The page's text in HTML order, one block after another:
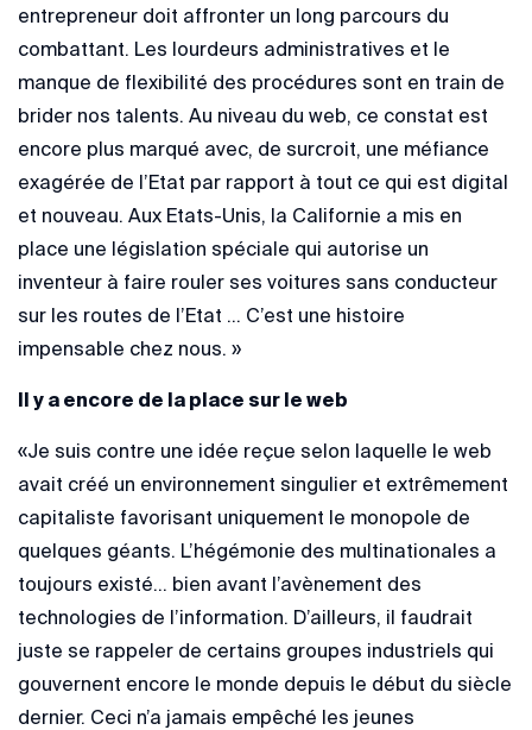
entrepreneur doit affronter un long parcours du
combattant. Les lourdeurs administratives et le
manque de flexibilité des procédures sont en train de
brider nos talents. Au niveau du web, ce constat est
encore plus marqué avec, de surcroit, une méfiance
exagérée de l’Etat par rapport à tout ce qui est digital
et nouveau. Aux Etats-Unis, la Californie a mis en
place une législation spéciale qui autorise un
inventeur à faire rouler ses voitures sans conducteur
sur les routes de l’Etat … C’est une histoire
impensable chez nous. »
Il y a encore de la place sur le web
«Je suis contre une idée reçue selon laquelle le web
avait créé un environnement singulier et extrêmement
capitaliste favorisant uniquement le monopole de
quelques géants. L’hégémonie des multinationales a
toujours existé… bien avant l’avènement des
technologies de l’information. D’ailleurs, il faudrait
juste se rappeler de certains groupes industriels qui
gouvernent encore le monde depuis le début du siècle
dernier. Ceci n’a jamais empêché les jeunes